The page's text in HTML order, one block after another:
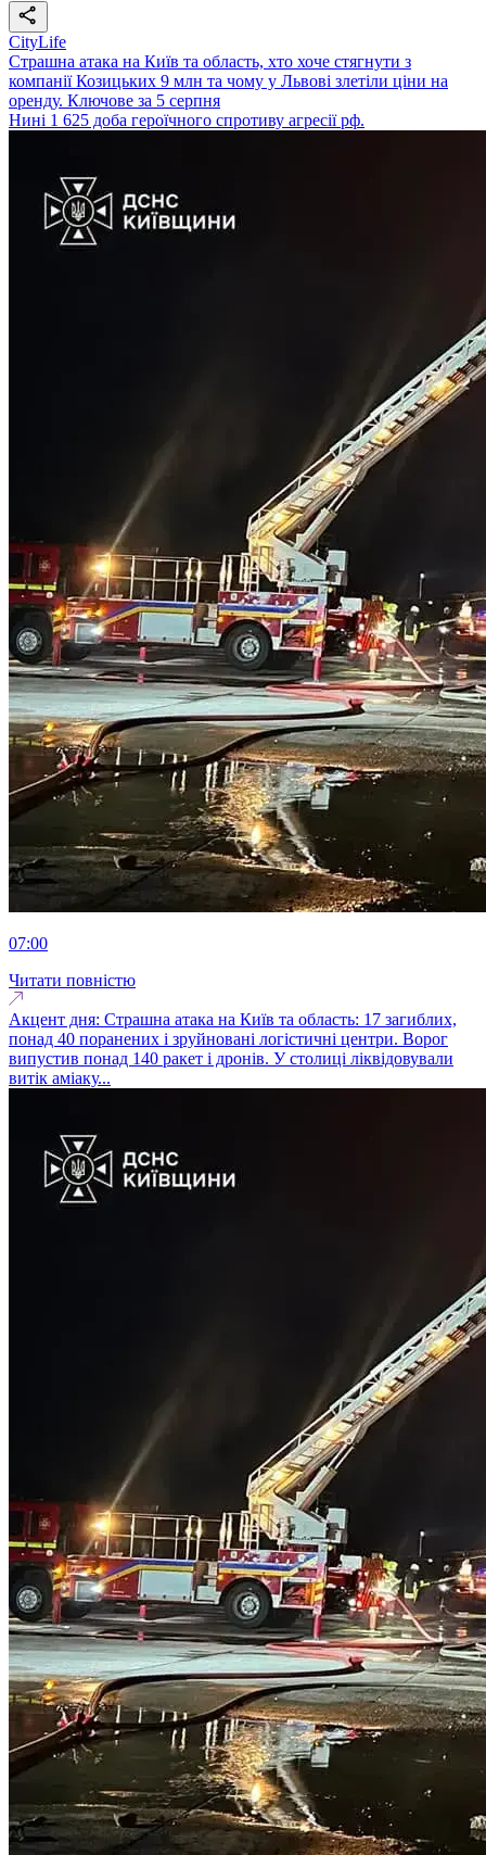
CityLife
Страшна атака на Київ та область, хто хоче стягнути з
компанії Козицьких 9 млн та чому у Львові злетіли ціни на
оренду. Ключове за 5 серпня
Нині 1 625 доба героїчного спротиву агресії рф.
07:00
Читати повністю
Акцент дня: Страшна атака на Київ та область: 17 загиблих,
понад 40 поранених і зруйновані логістичні центри. Ворог
випустив понад 140 ракет і дронів. У столиці ліквідовували
витік аміаку...